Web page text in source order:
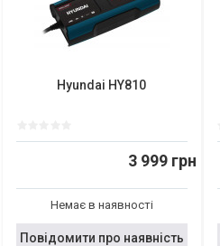
Hyundai HY810
3 999 грн
Немає в наявності
Повідомити про наявність